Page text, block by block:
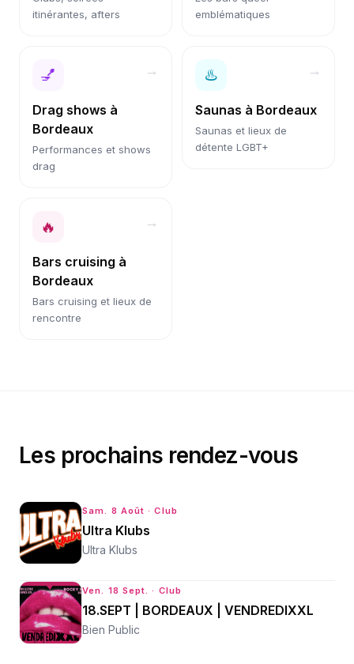
itinérantes, afters
emblématiques
💅 →
Drag shows à
Bordeaux
Performances et shows
drag
♨️ →
Saunas à Bordeaux
Saunas et lieux de
détente LGBT+
🔥 →
Bars cruising à
Bordeaux
Bars cruising et lieux de
rencontre
Les prochains rendez-vous
Sam. 8 Août · Club
Ultra Klubs
Ultra Klubs
Ven. 18 Sept. · Club
18.SEPT | BORDEAUX | VENDREDIXXL
Bien Public